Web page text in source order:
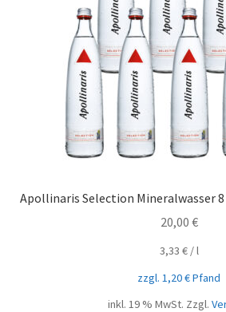
Apollinaris Selection Mineralwasser
20,00 €
3,33 €/l
zzgl. 1,20€Pfand
inkl. 19 % MwSt. Zzgl.